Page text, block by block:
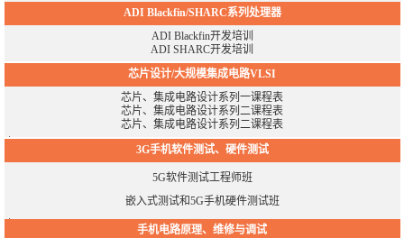
ADI Blackfin/SHARC系列处理器
ADI Blackfin开发培训
ADI SHARC开发培训
芯片设计/大规模集成电路VLSI
芯片、集成电路设计系列一课程表
芯片、集成电路设计系列二课程表
芯片、集成电路设计系列二课程表
3G手机软件测试、硬件测试
5G软件测试工程师班
嵌入式测试和5G手机硬件测试班
手机电路原理、维修与调试